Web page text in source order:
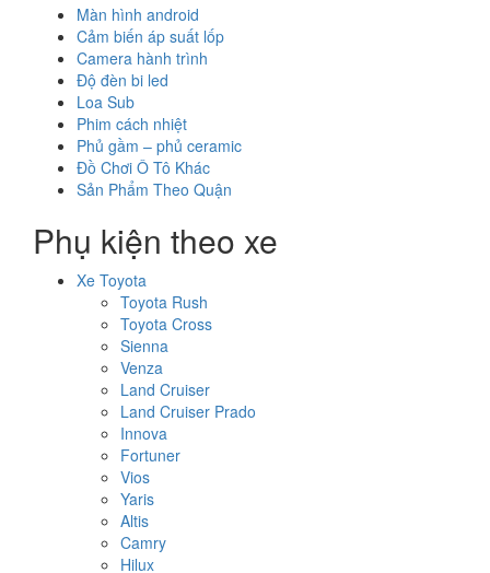
Màn hình android
Cảm biến áp suất lốp
Camera hành trình
Độ đèn bi led
Loa Sub
Phim cách nhiệt
Phủ gầm – phủ ceramic
Đồ Chơi Ô Tô Khác
Sản Phẩm Theo Quận
Phụ kiện theo xe
Xe Toyota
Toyota Rush
Toyota Cross
Sienna
Venza
Land Cruiser
Land Cruiser Prado
Innova
Fortuner
Vios
Yaris
Altis
Camry
Hilux